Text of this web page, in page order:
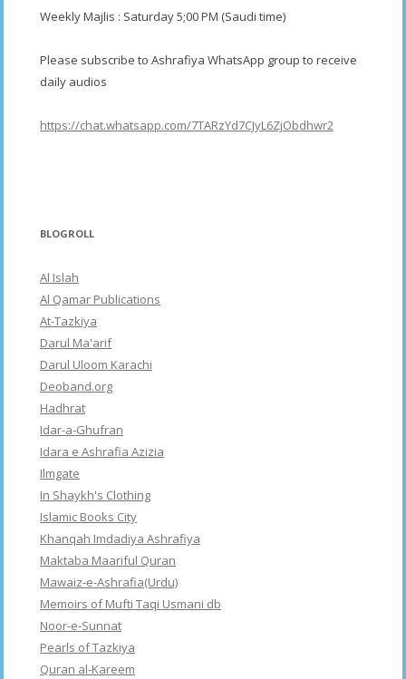
Weekly Majlis : Saturday 5;00 PM (Saudi time)
Please subscribe to Ashrafiya WhatsApp group to receive
daily audios
https://chat.whatsapp.com/7TARzYd7CJyL6ZjObdhwr2
BLOGROLL
Al Islah
Al Qamar Publications
At-Tazkiya
Darul Ma'arif
Darul Uloom Karachi
Deoband.org
Hadhrat
Idar-a-Ghufran
Idara e Ashrafia Azizia
Ilmgate
In Shaykh's Clothing
Islamic Books City
Khanqah Imdadiya Ashrafiya
Maktaba Maariful Quran
Mawaiz-e-Ashrafia(Urdu)
Memoirs of Mufti Taqi Usmani db
Noor-e-Sunnat
Pearls of Tazkiya
Quran al-Kareem